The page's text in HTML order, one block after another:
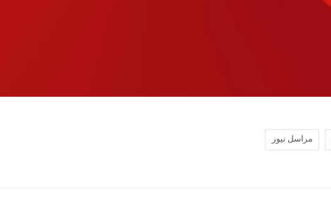
مراسل نيوز